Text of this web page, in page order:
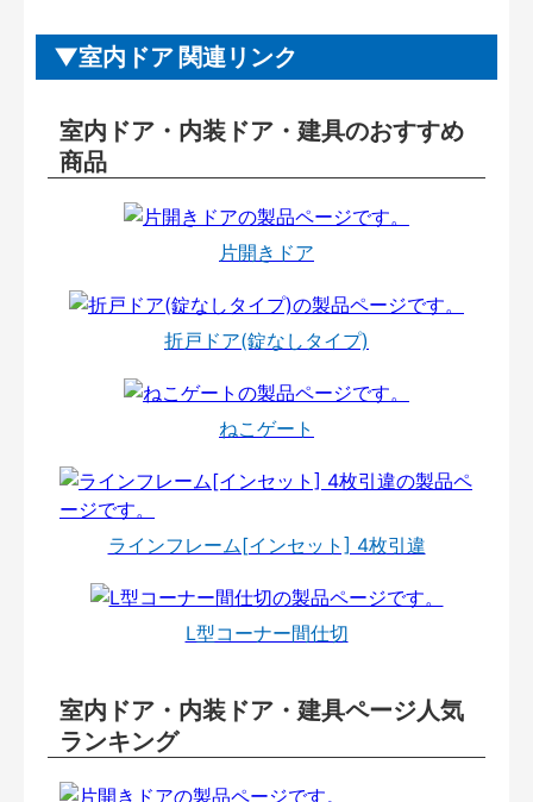
室内ドア 関連リンク
室内ドア・内装ドア・建具のおすすめ
商品
片開きドア
折戸ドア(錠なしタイプ)
ねこゲート
ラインフレーム[インセット] 4枚引違
L型コーナー間仕切
室内ドア・内装ドア・建具ページ人気
ランキング